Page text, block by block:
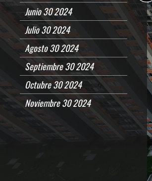
Junio 30 2024
Julio 30 2024
Agosto 30 2024
Septiembre 30 2024
Octubre 30 2024
Noviembre 30 2024